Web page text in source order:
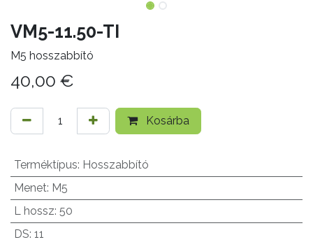
VM5-11.50-TI
M5 hosszabbító
40,00 €
Kosárba
Terméktípus: Hosszabbító
Menet: M5
L hossz: 50
DS: 11